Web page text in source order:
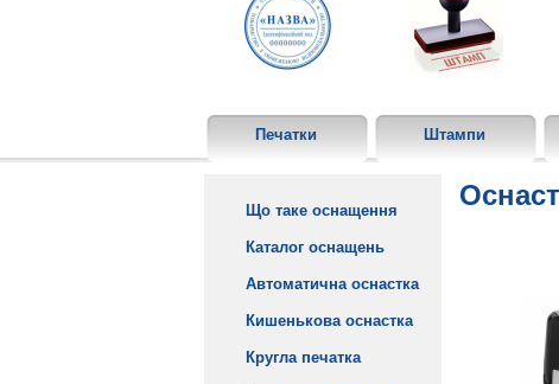
Печатки Штампи
Що таке оснащення
Каталог оснащень
Автоматична оснастка
Кишенькова оснастка
Кругла печатка